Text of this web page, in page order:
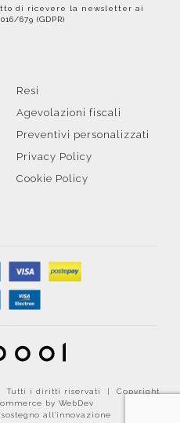
di ricevere la newsletter ai
679 (GDPR)
Resi
Agevolazioni fiscali
Preventivi personalizzati
Privacy Policy
Cookie Policy
| Tutti i diritti riservati | Copyright
by WebDev
all'innovazione